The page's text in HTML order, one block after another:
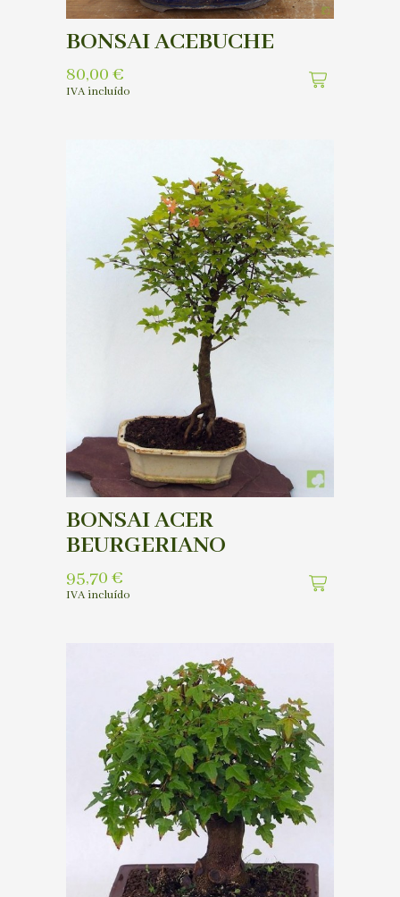
BONSAI ACEBUCHE
80,00 €
IVA incluído
BONSAI ACER
BEURGERIANO
95,70 €
IVA incluído